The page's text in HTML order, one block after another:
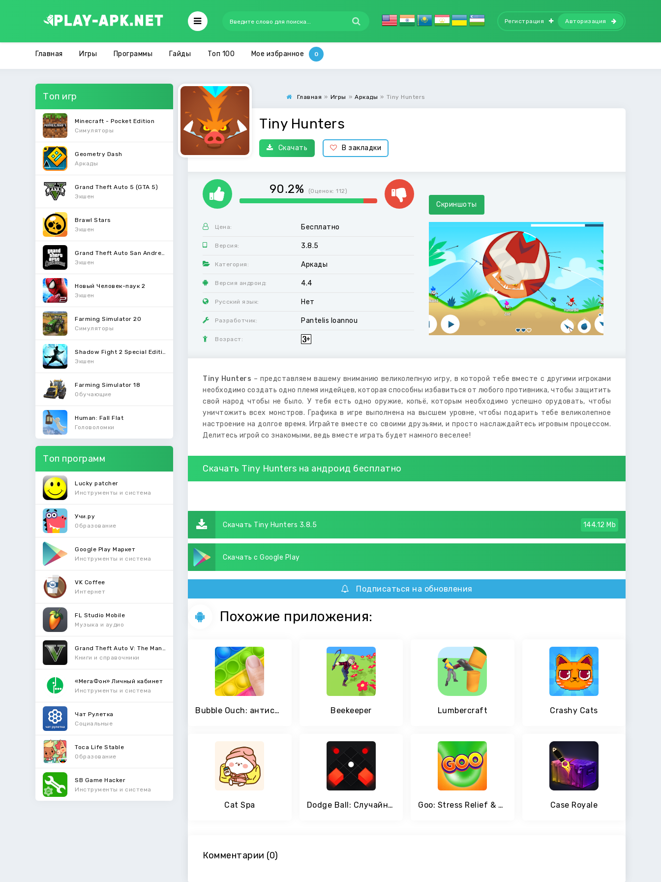
Регистрация Авторизация
Главная Игры Программы Гайды Топ 100 Мое избранное
Топ игр
Minecraft - Pocket Edition
Симуляторы
Geometry Dash
Аркады
Grand Theft Auto 5 (GTA 5)
Экшен
Brawl Stars
Экшен
Экшен
Новый Человек-паук 2
Экшен
Farming Simulator 20
Симуляторы
Экшен
Farming Simulator 18
Обучающие
Human: Fall Flat
Головоломки
Топ программ
Lucky patcher
Инструменты и система
Учи.ру
Образование
Google Play Маркет
Инструменты и система
VK Coffee
Интернет
FL Studio Mobile
Музыка и аудио
Книги и справочники
«МегаФон» Личный кабинет
Инструменты и система
Чат Рулетка
Социальные
Toca Life Stable
Образование
SB Game Hacker
Инструменты и система
Главная » Игры » Аркады » Tiny Hunters
Tiny Hunters
Скачать В закладки
90.2% (Оценок:112)
Цена: Бесплатно
Версия: 3.8.5
Категория: Аркады
Версия андроид: 4.4
Русский язык: Нет
Разработчик: Pantelis Ioannou
Возраст:
Скриншоты
Tiny Hunters – представляем вашему вниманию великолепную игру, в которой тебе вместе с другими игроками
необходимо создать одно племя индейцев, которая способны избавиться от любого противника, чтобы защитить
свой народ чтобы не было. У тебя есть одно оружие, копьё, которым необходимо успешно орудовать, чтобы
уничтожить всех монстров. Графика в игре выполнена на высшем уровне, чтобы подарить тебе великолепное
настроение на долгое время. Играйте вместе со своими друзьями, и просто наслаждайтесь игровым процессом.
Делитесь игрой со знакомыми, ведь вместе играть будет намного веселее!
Скачать Tiny Hunters на андроид бесплатно
Скачать Tiny Hunters 3.8.5 144.12 Mb
Скачать с Google Play
Подписаться на обновления
Похожие приложения:
Bubble Ouch: антистресс Pop It игра для релакса Beekeeper Lumbercraft Crashy Cats
Cat Spa Dodge Ball: Случайная бесконечность Goo: Stress Relief & ASMR Slime Simulator Case Royale
Комментарии (0)